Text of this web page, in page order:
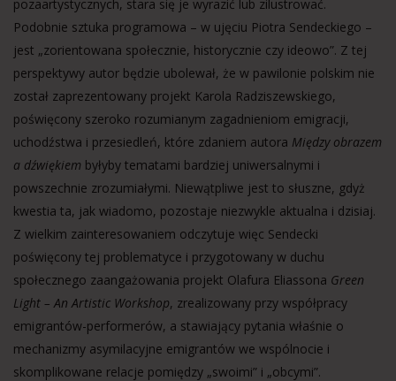
pozaartystycznych, stara się je wyrazić lub zilustrować.
Podobnie sztuka programowa – w ujęciu Piotra Sendeckiego –
jest „zorientowana społecznie, historycznie czy ideowo”. Z tej
perspektywy autor będzie ubolewał, że w pawilonie polskim nie
został zaprezentowany projekt Karola Radziszewskiego,
poświęcony szeroko rozumianym zagadnieniom emigracji,
uchodźstwa i przesiedleń, które zdaniem autora Między obrazem
a dźwiękiem byłyby tematami bardziej uniwersalnymi i
powszechnie zrozumiałymi. Niewątpliwe jest to słuszne, gdyż
kwestia ta, jak wiadomo, pozostaje niezwykle aktualna i dzisiaj.
Z wielkim zainteresowaniem odczytuje więc Sendecki
poświęcony tej problematyce i przygotowany w duchu
społecznego zaangażowania projekt Olafura Eliassona Green
Light – An Artistic Workshop, zrealizowany przy współpracy
emigrantów-performerów, a stawiający pytania właśnie o
mechanizmy asymilacyjne emigrantów we wspólnocie i
skomplikowane relacje pomiędzy „swoimi” i „obcymi”.